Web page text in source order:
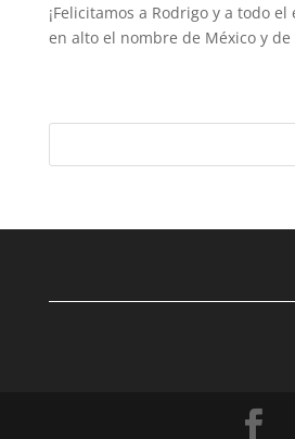
¡Felicitamos a Rodrigo y a todo
en alto el nombre de México y de